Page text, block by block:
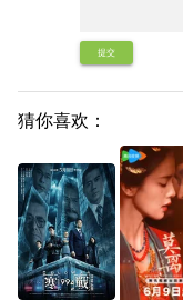
提交
猜你喜欢：